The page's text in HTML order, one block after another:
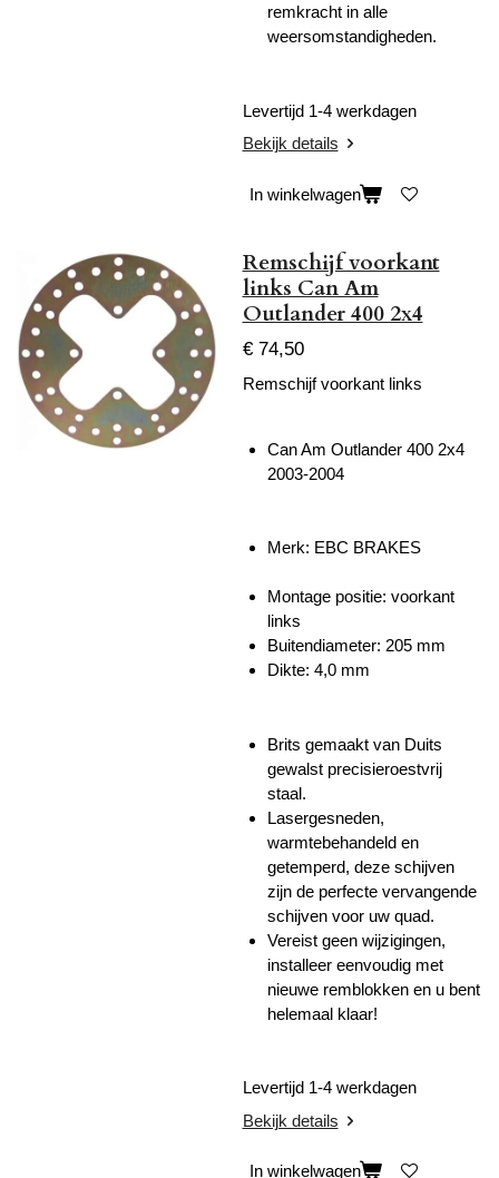
remkracht in alle
weersomstandigheden.
Levertijd 1-4 werkdagen
Bekijk details
In winkelwagen
Remschijf voorkant
links Can Am
Outlander 400 2x4
€ 74,50
Remschijf voorkant links
Can Am Outlander 400 2x4
2003-2004
Merk: EBC BRAKES
Montage positie: voorkant
links
Buitendiameter: 205 mm
Dikte: 4,0 mm
Brits gemaakt van Duits
gewalst precisieroestvrij
staal.
Lasergesneden,
warmtebehandeld en
getemperd, deze schijven
zijn de perfecte vervangende
schijven voor uw quad.
Vereist geen wijzigingen,
installeer eenvoudig met
nieuwe remblokken en u bent
helemaal klaar!
Levertijd 1-4 werkdagen
Bekijk details
In winkelwagen